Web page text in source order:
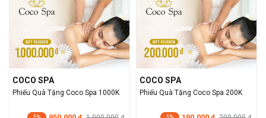
COCO SPA
Phiếu Quà Tặng Coco Spa 1000K
COCO SPA
Phiếu Quà Tặng Coco Spa 200K